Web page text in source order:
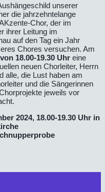
unserer
die jahrzehntelange
Chor, der im
ihrer Leitung im
auf den Tag ein Jahr
Chores versuchen. Am
18.00-19.30 Uhr eine
neuen Chorleiter, Herrn
alle, die Lust haben am
und die Sängerinnen
jeweils vor
2024, 18.00-19.30 Uhr in